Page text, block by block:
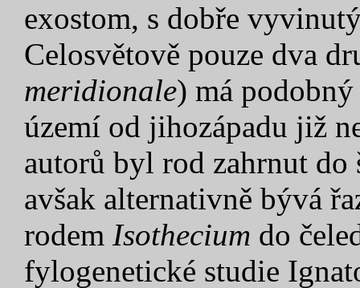
exostom, s dobře
Celosvětově pouze dva
meridionale) má
území od jihozápadu již
autorů byl rod zahrnut
avšak alternativně bývá
rodem Isothecium do
fylogenetické studie